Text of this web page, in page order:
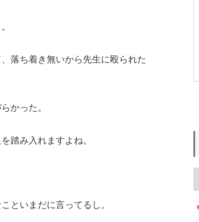
落ち着き無いから先生に殴られた
かった。
踏み入れますよね。
といまだに言ってるし。